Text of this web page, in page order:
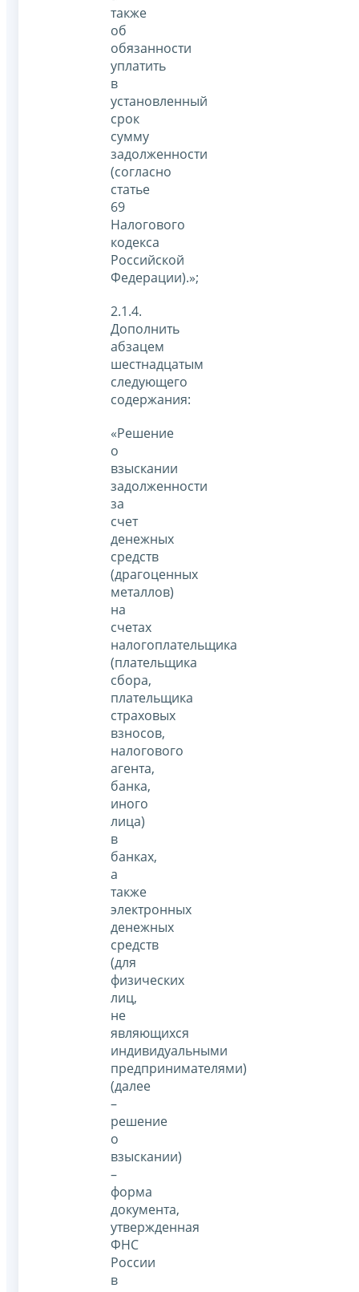
также
об
обязанности
уплатить
в
установленный
срок
сумму
задолженности
(согласно
статье
69
Налогового
кодекса
Российской
Федерации).»;
2.1.4.
Дополнить
абзацем
шестнадцатым
следующего
содержания:
«Решение
о
взыскании
задолженности
за
счет
денежных
средств
(драгоценных
металлов)
на
счетах
налогоплательщика
(плательщика
сбора,
плательщика
страховых
взносов,
налогового
агента,
банка,
иного
лица)
в
банках,
а
также
электронных
денежных
средств
(для
физических
лиц,
не
являющихся
индивидуальными
предпринимателями)
(далее
–
решение
о
взыскании)
–
форма
документа,
утвержденная
ФНС
России
в